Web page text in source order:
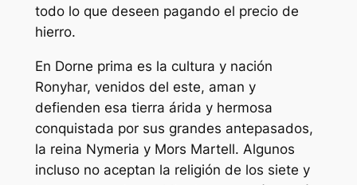
todo lo que deseen pagando el precio de
hierro.
En Dorne prima es la cultura y nación
Ronyhar, venidos del este, aman y
defienden esa tierra árida y hermosa
conquistada por sus grandes antepasados,
la reina Nymeria y Mors Martell. Algunos
incluso no aceptan la religión de los siete y